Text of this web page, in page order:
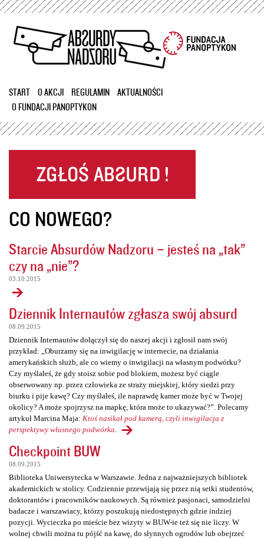
Przejdź
treści
START O AKCJI REGULAMIN
AKTUALNOŚCI
O FUNDACJI PANOPTYKON
CO NOWEGO?
Starcie Absurdów Nadzoru – jesteś na „tak”
czy na „nie”?
03.10.2015
Dziennik Internautów zgłasza swój absurd
08.09.2015
Dziennik Internautów dołączył się do naszej akcji i zgłosił nam swój
przykład: „Oburzamy się na inwigilację w internecie, na działania
amerykańskich służb, ale co wiemy o inwigilacji na własnym podwórku?
Czy myślałeś, że gdy stoisz sobie pod blokiem, możesz być ciągle
obserwowany np. przez człowieka ze straży miejskiej, który siedzi przy
biurku i pije kawę? Czy myślałeś, ile naprawdę kamer może być w Twojej
okolicy? A może spojrzysz na mapkę, która może to ukazywać?”. Polecamy
artykuł Marcina Maja: Ktoś nasikał pod kamerą, czyli inwigilacja z
perspektywy własnego podwórka
Checkpoint BUW
08.09.2015
Biblioteka Uniwersytecka w Warszawie. Jedna z najważniejszych bibliotek
akademickich w stolicy. Codziennie przewijają się przez nią setki studentów,
doktorantów i pracowników naukowych. Są również pasjonaci, samodzielni
badacze i warszawiacy, którzy poszukują niedostępnych gdzie indziej
pozycji. Wycieczka po mieście bez wizyty w BUW-ie też się nie liczy. W
wolnej chwili można tu pójść na kawę, do słynnych ogrodów lub obejrzeć